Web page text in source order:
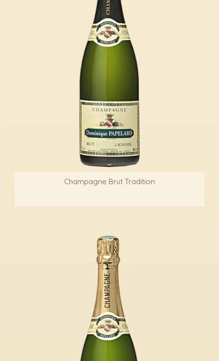
Champagne Brut Tradition